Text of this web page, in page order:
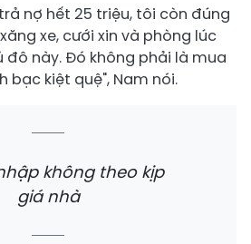
nợ hết 25 triệu, tôi còn đúng
xe, cưới xin và phòng lúc
này. Đó không phải là mua
bạc kiệt quệ", Nam nói.
không theo kịp
giá nhà